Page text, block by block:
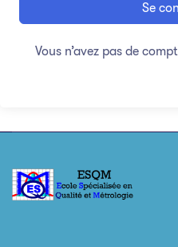
Se
Vous n’avez pas de